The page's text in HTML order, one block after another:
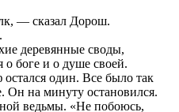
— сказал Дорош.
деревянные своды,
о боге и о душе своей.
один. Все было так
Он на минуту остановился.
ведьмы. «Не побоюсь,